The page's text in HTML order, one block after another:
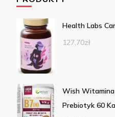
Health Labs
127,70zł
Wish Witamina
Prebiotyk 60